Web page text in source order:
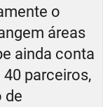
o
áreas
ainda conta
parceiros,
de